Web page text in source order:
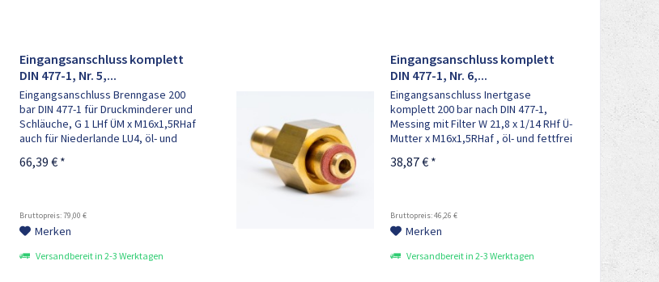
Eingangsanschluss komplett
DIN 477-1, Nr. 5,...
Eingangsanschluss Brenngase 200
bar DIN 477-1 für Druckminderer und
Schläuche, G 1 LHf ÜM x M16x1,5RHaf
auch für Niederlande LU4, öl- und
Anschlussbolzen M16x1,5RHaf, 1x
66,39 € *
Bruttopreis: 79,00 €
Merken
Versandbereit in 2-3 Werktagen
Eingangsanschluss komplett
DIN 477-1, Nr. 6,...
Eingangsanschluss Inertgase
komplett 200 bar nach DIN 477-1,
Messing mit Filter W 21,8 x 1/14 RHf Ü-
Mutter x M16x1,5RHaf , öl- und fettfrei
M16x1,5RHaf , 1x Sinterfilter, 1x
38,87 € *
Bruttopreis: 46,26 €
Merken
Versandbereit in 2-3 Werktagen